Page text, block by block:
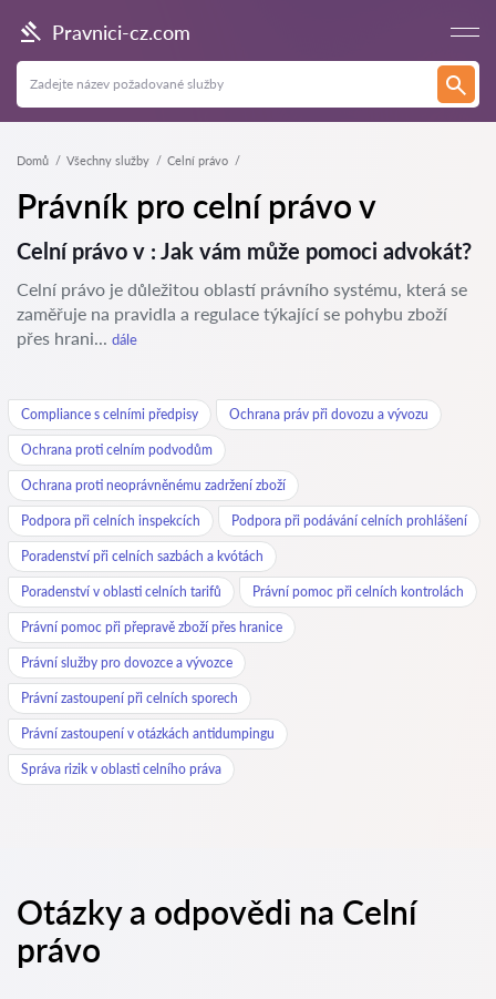
Pravnici-cz.com
Domů Všechny služby Celní právo
Právník pro celní právo v
Celní právo v : Jak vám může pomoci advokát?
Celní právo je důležitou oblastí právního systému, která se
zaměřuje na pravidla a regulace týkající se pohybu zboží
přes hrani... dále
Compliance s celními předpisy Ochrana práv při dovozu a vývozu
Ochrana proti celním podvodům
Ochrana proti neoprávněnému zadržení zboží
Podpora při celních inspekcích Podpora při podávání celních prohlášení
Poradenství při celních sazbách a kvótách
Poradenství v oblasti celních tarifů Právní pomoc při celních kontrolách
Právní pomoc při přepravě zboží přes hranice
Právní služby pro dovozce a vývozce
Právní zastoupení při celních sporech
Právní zastoupení v otázkách antidumpingu
Správa rizik v oblasti celního práva
Otázky a odpovědi na Celní
právo